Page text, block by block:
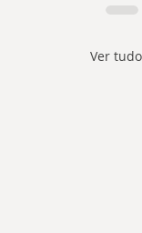
Ver tudo